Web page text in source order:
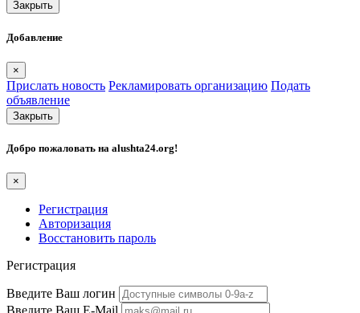
Закрыть
Добавление
×
Прислать новость Рекламировать организацию Подать
объявление
Закрыть
Добро пожаловать на alushta24.org!
×
Регистрация
Авторизация
Восстановить пароль
Регистрация
Введите Ваш логин